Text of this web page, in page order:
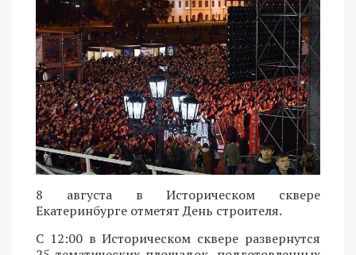
8 августа в Историческом сквере
Екатеринбурге отметят День строителя.
С 12:00 в Историческом сквере развернутся